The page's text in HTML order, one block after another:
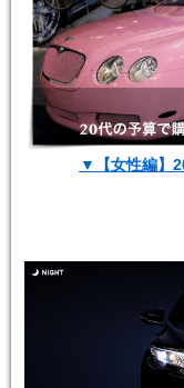
▼【女性編】